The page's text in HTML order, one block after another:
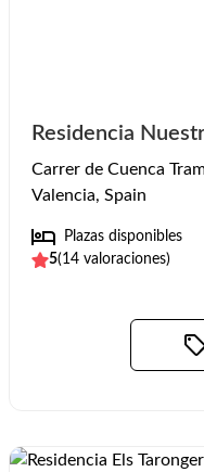
Residencia
Carrer de Cuenca
Valencia, Spain
Plazas disponibles
5(14 valoraciones)